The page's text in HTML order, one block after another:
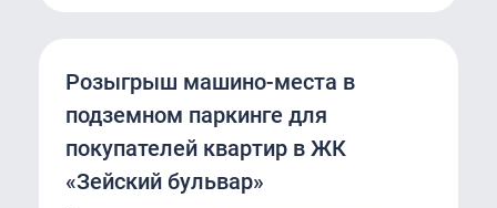
Розыгрыш машино-места в
подземном паркинге для
покупателей квартир в ЖК
«Зейский бульвар»